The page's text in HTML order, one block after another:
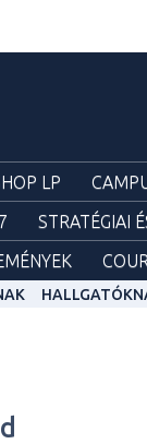
LP
STRATÉGIAI